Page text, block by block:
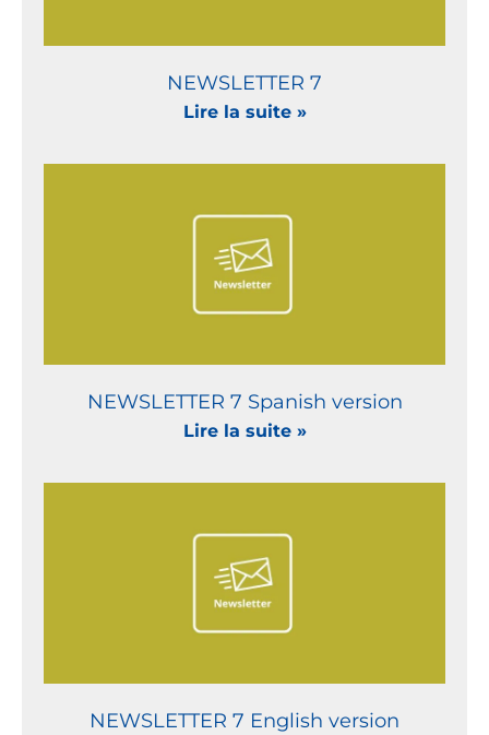
NEWSLETTER 7
Lire la suite »
NEWSLETTER 7 Spanish version
Lire la suite »
NEWSLETTER 7 English version